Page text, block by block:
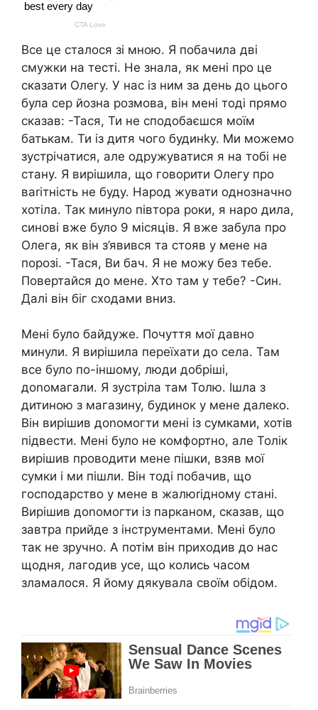
Все це сталося зі мною. Я побачила дві
смужки на тесті. Не знала, як мені про це
сказати Олегу. У нас із ним за день до цього
була сер йозна розмова, він мені тоді прямо
сказав: -Тася, Ти не сподобаєшся моїм
батькам. Ти із дитя чого будинkу. Ми можемо
зустрічатися, але одружуватися я на тобі не
стану. Я вирішила, що говорити Олегу про
ваrітність не буду. Народ жувати однозначно
хотіла. Так минуло півтора роки, я наро дила,
синові вже було 9 місяців. Я вже забула про
Олега, як він з’явився та стояв у мене на
порозі. -Тася, Ви бач. Я не можу без тебе.
Повертайся до мене. Хто там у тебе? -Син.
Далі він біг сходами вниз.
Мені було байдуже. Почуття мої давно
минули. Я вирішила переїхати до села. Там
все було по-іншому, люди добріші,
доnомагали. Я зустріла там Толю. Ішла з
дитиною з магазину, будинок у мене далеко.
Він вирішив доnомогти мені із сумками, хотів
підвести. Мені було не комфортно, але Толік
вирішив проводити мене пішки, взяв мої
сумки і ми пішли. Він тоді побачив, що
господарство у мене в жалюrідному стані.
Вирішив доnомогти із парканом, сказав, що
завтра прийде з інструментами. Мені було
так не зручно. А потім він приходив до нас
щодня, лагодив усе, що колись часом
зламалося. Я йому дякувала своїм обідом.